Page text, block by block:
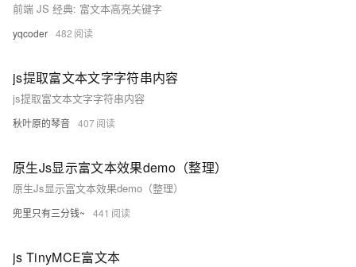
前端 JS 经典: 富文本高亮关键字
yqcoder 482
js提取富文本文字字符串内容
js提取富文本文字字符串内容
秋叶原的琴音 407
原生Js显示富文本效果demo（整理）
原生Js显示富文本效果demo（整理）
兜里只有三分钱~ 441
js TinyMCE富文本